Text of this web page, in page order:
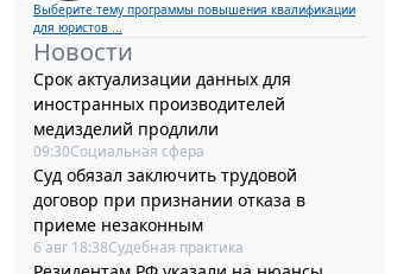
Выберите тему программы повышения квалификации
для юристов ...
Новости
Срок актуализации данных для
иностранных производителей
медизделий продлили
09:30Социальная сфера
Суд обязал заключить трудовой
договор при признании отказа в
приеме незаконным
6 авг 18:38Судебная практика